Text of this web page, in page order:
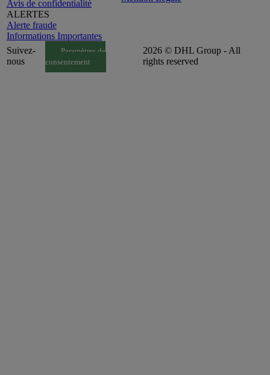
Avis de confidentialité
ALERTES
Alerte fraude
Informations Importantes
Suivez-
nous
Paramètres de
consentement
2026 © DHL Group - All
rights reserved